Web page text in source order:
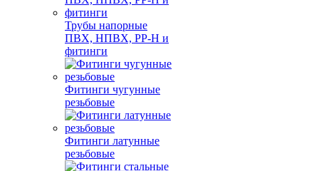
Трубы напорные
ПВХ, НПВХ, PP-H и
фитинги
Фитинги чугунные
резьбовые
Фитинги латунные
резьбовые